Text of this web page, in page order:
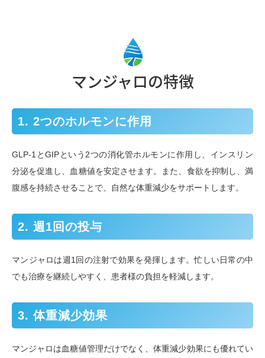
マンジャロの特徴
1. 2つのホルモンに作用
GLP-1とGIPという2つの消化管ホルモンに作用し、インスリン
分泌を促進し、血糖値を安定させます。また、食欲を抑制し、満
腹感を持続させることで、自然な体重減少をサポートします。
2. 週1回の投与
マンジャロは週1回の注射で効果を発揮します。忙しい日常の中
でも治療を継続しやすく、患者様の負担を軽減します。
3. 体重減少効果
マンジャロは血糖値管理だけでなく、体重減少効果にも優れてい